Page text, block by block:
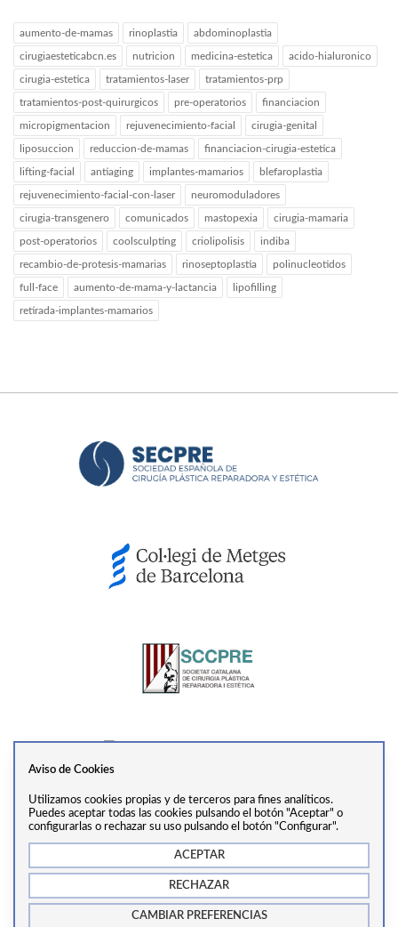
aumento-de-mamas rinoplastia abdominoplastia
cirugiaesteticabcn.es nutricion medicina-estetica acido-hialuronico
cirugia-estetica tratamientos-laser tratamientos-prp
tratamientos-post-quirurgicos pre-operatorios financiacion
micropigmentacion rejuvenecimiento-facial cirugia-genital
liposuccion reduccion-de-mamas financiacion-cirugia-estetica
lifting-facial antiaging implantes-mamarios blefaroplastia
rejuvenecimiento-facial-con-laser neuromoduladores
cirugia-transgenero comunicados mastopexia cirugia-mamaria
post-operatorios coolsculpting criolipolisis indiba
recambio-de-protesis-mamarias rinoseptoplastia polinucleotidos
full-face aumento-de-mama-y-lactancia lipofilling
retirada-implantes-mamarios
Ver perfil
+34 938 55 31 68
281, 2ª Planta, 08017, Barcelona
Aviso de Cookies
Utilizamos cookies propias y de terceros para fines analíticos.
Puedes aceptar todas las cookies pulsando el botón "Aceptar" o
configurarlas o rechazar su uso pulsando el botón "Configurar".
ACEPTAR
RECHAZAR
CAMBIAR PREFERENCIAS